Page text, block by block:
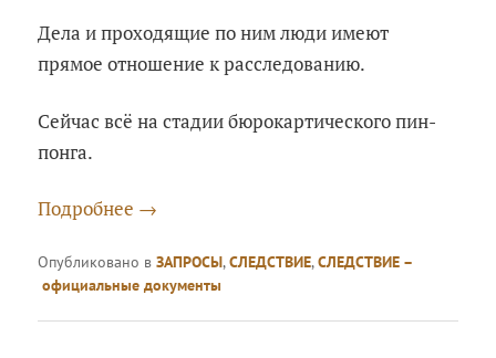
Дела и проходящие по ним люди имеют
прямое отношение к расследованию.
Сейчас всё на стадии бюрокартического пин-
понга.
Подробнее →
Опубликовано в ЗАПРОСЫ,СЛЕДСТВИЕ,СЛЕДСТВИЕ –
официальные документы